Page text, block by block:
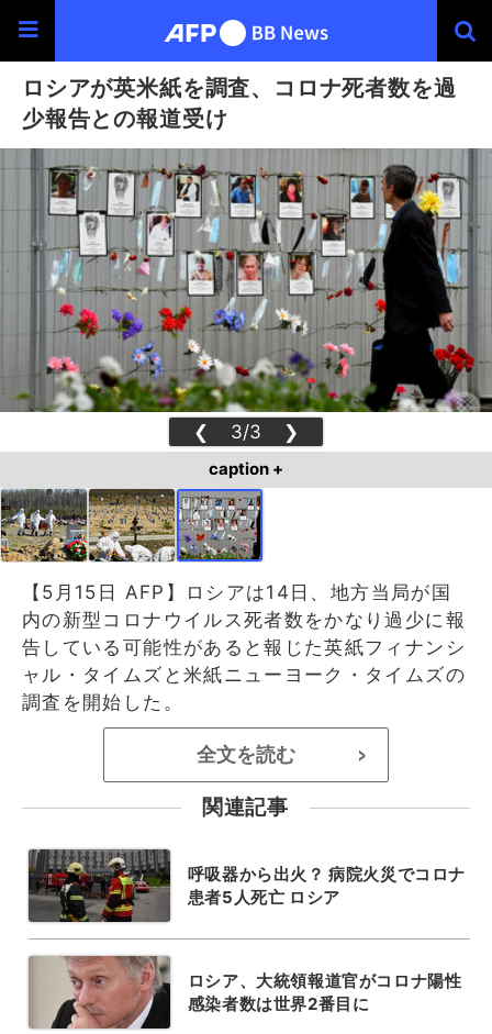
ロシアが英米紙を調査、コロナ死者数を過
少報告との報道受け
❮ 3/3 ❯
caption +
【5月15日 AFP】ロシアは14日、地方当局が国
内の新型コロナウイルス死者数をかなり過少に報
告している可能性があると報じた英紙フィナンシ
ャル・タイムズと米紙ニューヨーク・タイムズの
調査を開始した。
全文を読む >
関連記事
呼吸器から出火？ 病院火災でコロナ
患者5人死亡 ロシア
ロシア、大統領報道官がコロナ陽性
感染者数は世界2番目に